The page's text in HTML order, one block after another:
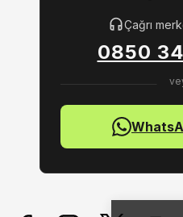
Çağrı
0850